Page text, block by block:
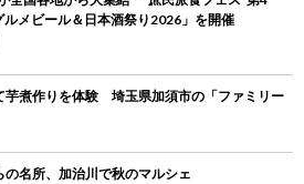
ルメビール＆日本酒祭り2026」を開催
芋煮作りを体験 埼玉県加須市の「ファミリー
名所、加治川で秋のマルシェ